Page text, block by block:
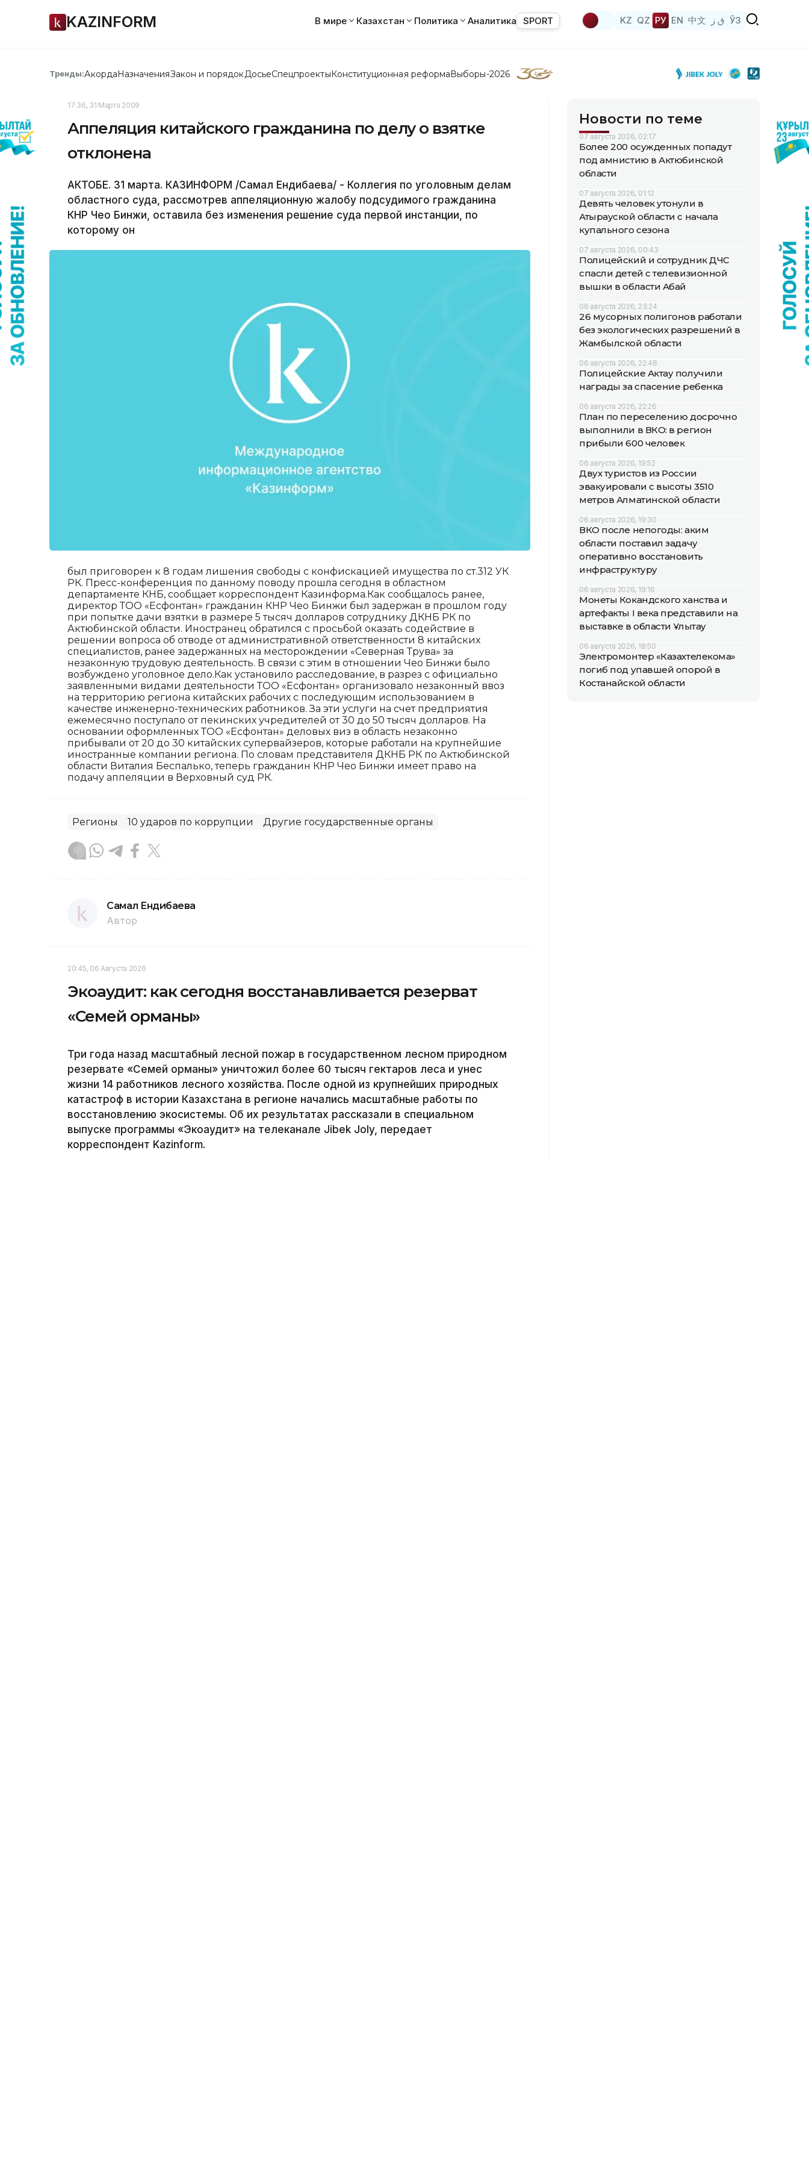
KAZINFORM В мире Казахстан Политика Аналитика SPORT KZ QZ РУ EN 中文 ق ز ЎЗ
Тренды:АкордаНазначенияЗакон и порядок ДосьеСпецпроектыКонституционная реформаВыборы-2026
17:36, 31 Марта 2009
Аппеляция китайского гражданина по делу о взятке
отклонена
АКТОБЕ. 31 марта. КАЗИНФОРМ /Самал Ендибаева/ - Коллегия по уголовным делам
областного суда, рассмотрев аппеляционную жалобу подсудимого гражданина
КНР Чео Бинжи, оставила без изменения решение суда первой инстанции, по
которому он
был приговорен к 8 годам лишения свободы с конфискацией имущества по ст.312 УК
РК. Пресс-конференция по данному поводу прошла сегодня в областном
департаменте КНБ, сообщает корреспондент Казинформа.Как сообщалось ранее,
директор ТОО «Есфонтан» гражданин КНР Чео Бинжи был задержан в прошлом году
при попытке дачи взятки в размере 5 тысяч долларов сотруднику ДКНБ РК по
Актюбинской области. Иностранец обратился с просьбой оказать содействие в
решении вопроса об отводе от административной ответственности 8 китайских
специалистов, ранее задержанных на месторождении «Северная Трува» за
незаконную трудовую деятельность. В связи с этим в отношении Чео Бинжи было
возбуждено уголовное дело.Как установило расследование, в разрез с официально
заявленными видами деятельности ТОО «Есфонтан» организовало незаконный ввоз
на территорию региона китайских рабочих с последующим использованием в
качестве инженерно-технических работников. За эти услуги на счет предприятия
ежемесячно поступало от пекинских учредителей от 30 до 50 тысяч долларов. На
основании оформленных ТОО «Есфонтан» деловых виз в область незаконно
прибывали от 20 до 30 китайских супервайзеров, которые работали на крупнейшие
иностранные компании региона. По словам представителя ДКНБ РК по Актюбинской
области Виталия Беспалько, теперь гражданин КНР Чео Бинжи имеет право на
подачу аппеляции в Верховный суд РК.
Регионы 10 ударов по коррупции Другие государственные органы
Самал Ендибаева
Автор
20:45, 06 Августа 2026
Экоаудит: как сегодня восстанавливается резерват
«Семей орманы»
Три года назад масштабный лесной пожар в государственном лесном природном
резервате «Семей орманы» уничтожил более 60 тысяч гектаров леса и унес
жизни 14 работников лесного хозяйства. После одной из крупнейших природных
катастроф в истории Казахстана в регионе начались масштабные работы по
восстановлению экосистемы. Об их результатах рассказали в специальном
выпуске программы «Экоаудит» на телеканале Jibek Joly, передает
корреспондент Kazinform.
Новости по теме
07 августа 2026, 02:17
Более 200 осужденных попадут
под амнистию в Актюбинской
области
07 августа 2026, 01:12
Девять человек утонули в
Атырауской области с начала
купального сезона
07 августа 2026, 00:43
Полицейский и сотрудник ДЧС
спасли детей с телевизионной
вышки в области Абай
06 августа 2026, 23:24
26 мусорных полигонов работали
без экологических разрешений в
Жамбылской области
06 августа 2026, 22:48
Полицейские Актау получили
награды за спасение ребенка
06 августа 2026, 22:26
План по переселению досрочно
выполнили в ВКО: в регион
прибыли 600 человек
06 августа 2026, 19:52
Двух туристов из России
эвакуировали с высоты 3510
метров Алматинской области
06 августа 2026, 19:30
ВКО после непогоды: аким
области поставил задачу
оперативно восстановить
инфраструктуру
06 августа 2026, 19:16
Монеты Кокандского ханства и
артефакты I века представили на
выставке в области Ұлытау
06 августа 2026, 18:50
Электромонтер «Казахтелекома»
погиб под упавшей опорой в
Костанайской области